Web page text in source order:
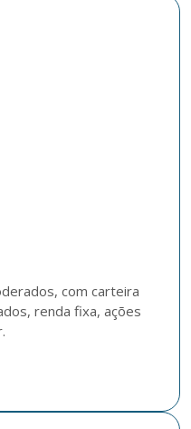
com carteira
renda fixa, ações